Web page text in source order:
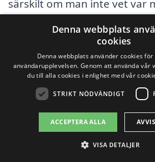
särskilt om man inte vet var
börja. Men oroar dig inte!
många professionella företag
kringliggande områdena
att hjälpa dig. Stubbfräsning
man tar bort stubbar från
är viktigt för att kunna
på bästa sätt, oavsett om
trädgårdsarbete eller
Denna webbplats
cookies
Denna webbplats använder cookies
användarupplevelsen. Genom att använda vår
du till alla cookies i enlighet med vår
STRIKT NÖDVÄNDIGT
ACCEPTERA ALLA
VISA DETALJER